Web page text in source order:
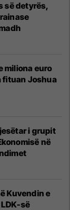
së detyrës,
miliona euro
fituan Joshua
i grupit
në
Kuvendin e
së